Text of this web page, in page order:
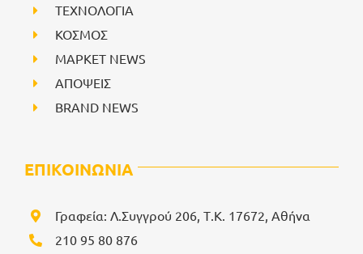
ΤΕΧΝΟΛΟΓΙΑ
ΚΟΣΜΟΣ
ΜΑΡΚΕΤ NEWS
ΑΠΟΨΕΙΣ
BRAND NEWS
ΕΠΙΚΟΙΝΩΝΙΑ
Γραφεία: Λ.Συγγρού 206, Τ.Κ. 17672, Αθήνα
210 95 80 876